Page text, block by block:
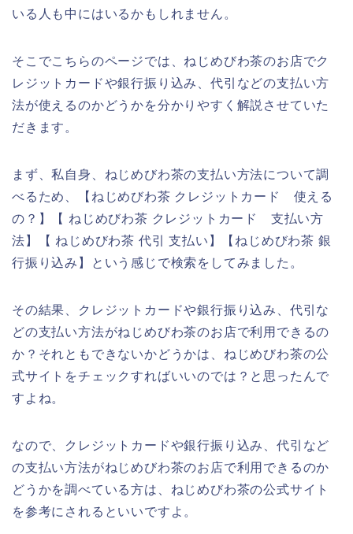
いる人も中にはいるかもしれません。
そこでこちらのページでは、ねじめびわ茶のお店でク
レジットカードや銀行振り込み、代引などの支払い方
法が使えるのかどうかを分かりやすく解説させていた
だきます。
まず、私自身、ねじめびわ茶の支払い方法について調
べるため、【ねじめびわ茶 クレジットカード 使える
の？】【 ねじめびわ茶 クレジットカード 支払い方
法】【 ねじめびわ茶 代引 支払い】【ねじめびわ茶 銀
行振り込み】という感じで検索をしてみました。
その結果、クレジットカードや銀行振り込み、代引な
どの支払い方法がねじめびわ茶のお店で利用できるの
か？それともできないかどうかは、ねじめびわ茶の公
式サイトをチェックすればいいのでは？と思ったんで
すよね。
なので、クレジットカードや銀行振り込み、代引など
の支払い方法がねじめびわ茶のお店で利用できるのか
どうかを調べている方は、ねじめびわ茶の公式サイト
を参考にされるといいですよ。